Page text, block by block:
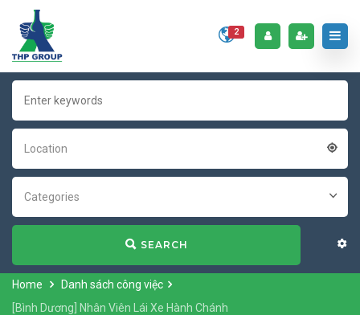
2
Location
Categories
SEARCH
Home
Danh sách công việc
[Bình Dương] Nhân Viên Lái Xe Hành Chánh